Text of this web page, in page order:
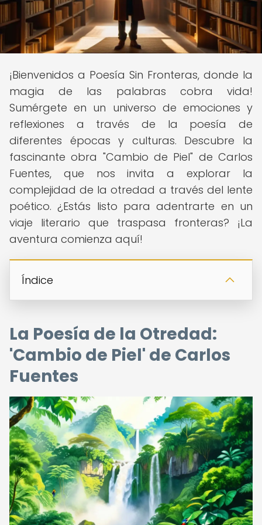
¡Bienvenidos a Poesía Sin Fronteras, donde la
magia de las palabras cobra vida!
Sumérgete en un universo de emociones y
reflexiones a través de la poesía de
diferentes épocas y culturas. Descubre la
fascinante obra "Cambio de Piel" de Carlos
Fuentes, que nos invita a explorar la
complejidad de la otredad a través del lente
poético. ¿Estás listo para adentrarte en un
viaje literario que traspasa fronteras? ¡La
aventura comienza aquí!
Índice
La Poesía de la Otredad:
'Cambio de Piel' de Carlos
Fuentes